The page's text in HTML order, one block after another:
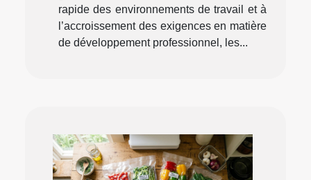
rapide des environnements de travail et à
l’accroissement des exigences en matière
de développement professionnel, les...